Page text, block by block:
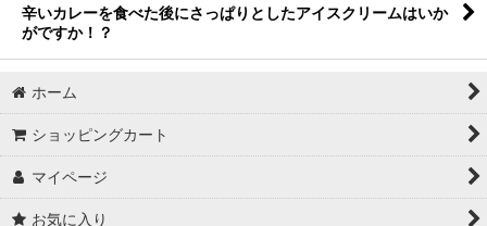
辛いカレーを食べた後にさっぱりとしたアイスクリームはいか
がですか！？
ホーム
ショッピングカート
マイページ
お気に入り